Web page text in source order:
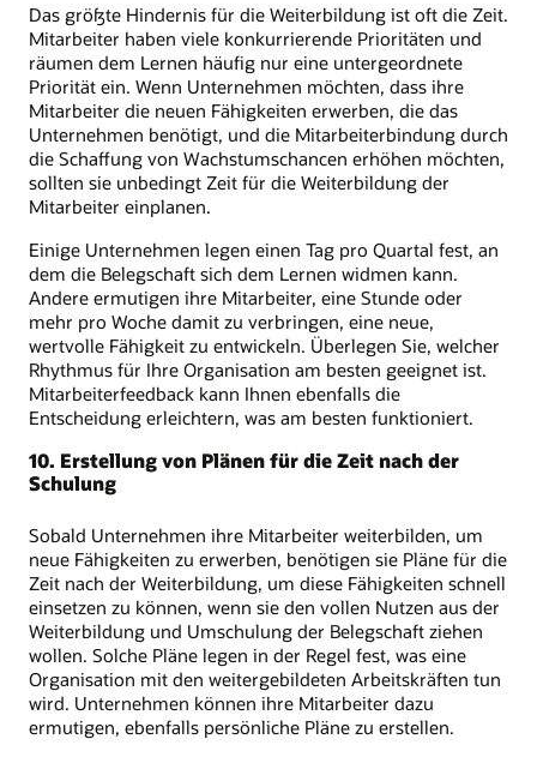
Das größte Hindernis für die Weiterbildung ist oft die Zeit.
Mitarbeiter haben viele konkurrierende Prioritäten und
räumen dem Lernen häufig nur eine untergeordnete
Priorität ein. Wenn Unternehmen möchten, dass ihre
Mitarbeiter die neuen Fähigkeiten erwerben, die das
Unternehmen benötigt, und die Mitarbeiterbindung durch
die Schaffung von Wachstumschancen erhöhen möchten,
sollten sie unbedingt Zeit für die Weiterbildung der
Mitarbeiter einplanen.
Einige Unternehmen legen einen Tag pro Quartal fest, an
dem die Belegschaft sich dem Lernen widmen kann.
Andere ermutigen ihre Mitarbeiter, eine Stunde oder
mehr pro Woche damit zu verbringen, eine neue,
wertvolle Fähigkeit zu entwickeln. Überlegen Sie, welcher
Rhythmus für Ihre Organisation am besten geeignet ist.
Mitarbeiterfeedback kann Ihnen ebenfalls die
Entscheidung erleichtern, was am besten funktioniert.
10. Erstellung von Plänen für die Zeit nach der
Schulung
Sobald Unternehmen ihre Mitarbeiter weiterbilden, um
neue Fähigkeiten zu erwerben, benötigen sie Pläne für die
Zeit nach der Weiterbildung, um diese Fähigkeiten schnell
einsetzen zu können, wenn sie den vollen Nutzen aus der
Weiterbildung und Umschulung der Belegschaft ziehen
wollen. Solche Pläne legen in der Regel fest, was eine
Organisation mit den weitergebildeten Arbeitskräften tun
wird. Unternehmen können ihre Mitarbeiter dazu
ermutigen, ebenfalls persönliche Pläne zu erstellen.